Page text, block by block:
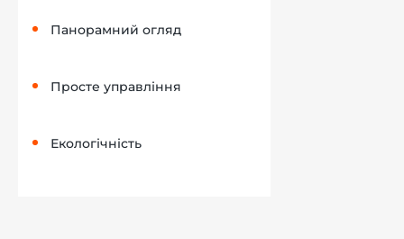
Панорамний огляд
Просте управління
Екологічність